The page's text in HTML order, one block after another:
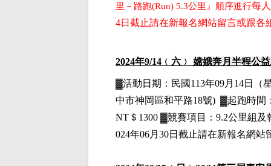
里－路跑(Run) 5.3公里』順序進行每
4日截止請在新報名網站留言或跟各
2024年9/14 ﹙六﹚ 嫦娥奔月半程公
▓活動日期： 民國113年09月14日
（
中市神岡區和平路18號) ▓起跑時間
NT＄1300 ▓競賽項目：9.2公里組 及
024年06月30日截止請在新報名網站